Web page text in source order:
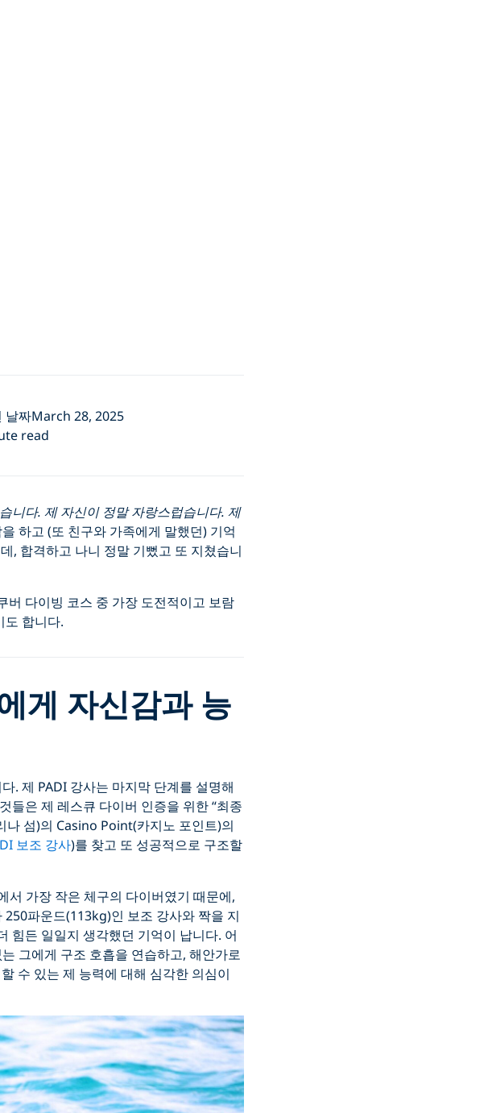
날짜March 28, 2025
read
니다. 제 자신이 정말 자랑스럽습니다. 제
하고 (또 친구와 가족에게 말했던) 기억
, 합격하고 나니 정말 기뻤고 또 지쳤습니
버 다이빙 코스 중 가장 도전적이고 보람
도 합니다.
게 자신감과 능
. 제 PADI 강사는 마지막 단계를 설명해
들은 제 레스큐 다이버 인증을 위한 “최종
섬)의 Casino Point(카지노 포인트)의
보조 강사)를 찾고 또 성공적으로 구조할
서 가장 작은 체구의 다이버였기 때문에,
파운드(113kg)인 보조 강사와 짝을 지
힘든 일일지 생각했던 기억이 납니다. 어
그에게 구조 호흡을 연습하고, 해안가로
수 있는 제 능력에 대해 심각한 의심이